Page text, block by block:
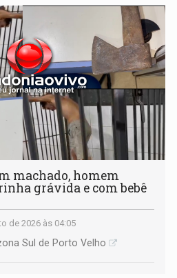
machado, homem
grávida e com bebê
de 2026 às 04:05
Sul de Porto Velho